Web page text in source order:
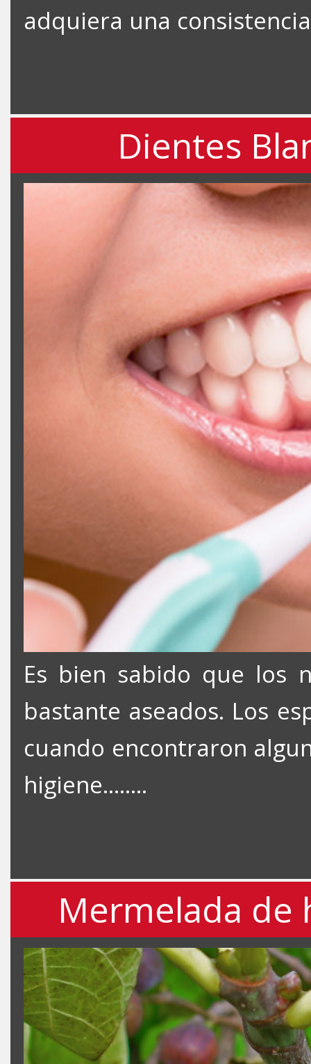
adquiera una
Dientes
Es bien sabido que los
bastante aseados. Los
cuando encontraron
higiene........
Mermelada de